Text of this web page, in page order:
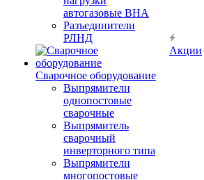
автогазовые ВНА
Разъединители
РЛНД
Сварочное оборудование
Выпрямители
однопостовые
сварочные
Выпрямитель
сварочный
инверторного типа
Выпрямители
многопостовые
Акции